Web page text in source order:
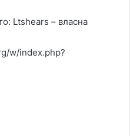
Ltshears – власна
w/index.php?